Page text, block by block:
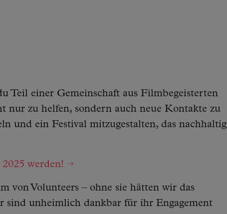
Teil einer Gemeinschaft aus Filmbegeisterten
nur zu helfen, sondern auch neue Kontakte zu
und ein Festival mitzugestalten, das nachhaltig
werden!
von Volunteers – ohne sie hätten wir das
sind unheimlich dankbar für ihr Engagement